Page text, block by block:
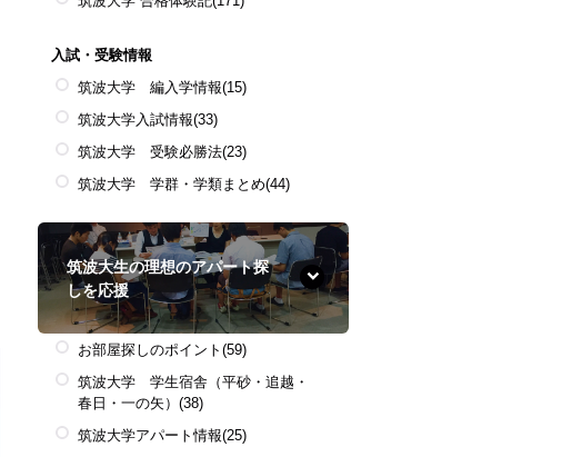
入試・受験情報
筑波大学 編入学情報(15)
筑波大学入試情報(33)
筑波大学 受験必勝法(23)
筑波大学 学群・学類まとめ(44)
筑波大生の理想のアパート探
しを応援
お部屋探しのポイント (59)
筑波大学 学生宿舎（平砂・追越・
春日・一の矢） (38)
筑波大学アパート情報(25)